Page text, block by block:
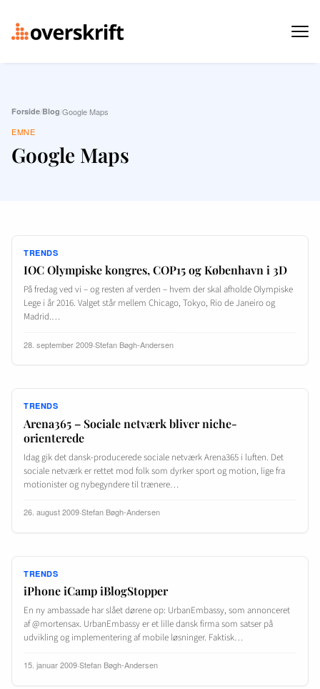
Forside/Blog/Google Maps
EMNE
Google Maps
TRENDS
IOC Olympiske kongres, COP15 og København i 3D
På fredag ved vi – og resten af verden – hvem der skal afholde Olympiske
Lege i år 2016. Valget står mellem Chicago, Tokyo, Rio de Janeiro og
Madrid.…
28. september 2009·Stefan Bøgh-Andersen
TRENDS
Arena365 – Sociale netværk bliver niche-
orienterede
Idag gik det dansk-producerede sociale netværk Arena365 i luften. Det
sociale netværk er rettet mod folk som dyrker sport og motion, lige fra
motionister og nybegyndere til trænere…
26. august 2009·Stefan Bøgh-Andersen
TRENDS
iPhone iCamp iBlogStopper
En ny ambassade har slået dørene op: UrbanEmbassy, som annonceret
af @mortensax. UrbanEmbassy er et lille dansk firma som satser på
udvikling og implementering af mobile løsninger. Faktisk…
15. januar 2009·Stefan Bøgh-Andersen